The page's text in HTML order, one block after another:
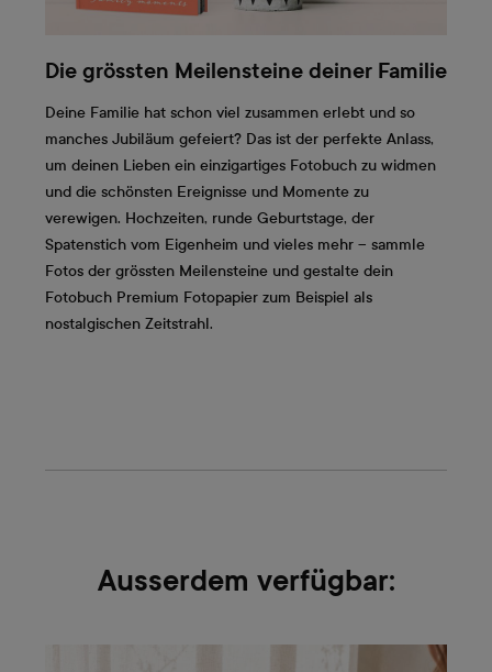
Die grössten Meilensteine deiner Familie
Deine Familie hat schon viel zusammen erlebt und so
manches Jubiläum gefeiert? Das ist der perfekte Anlass,
um deinen Lieben ein einzigartiges Fotobuch zu widmen
und die schönsten Ereignisse und Momente zu
verewigen. Hochzeiten, runde Geburtstage, der
Spatenstich vom Eigenheim und vieles mehr – sammle
Fotos der grössten Meilensteine und gestalte dein
Fotobuch Premium Fotopapier zum Beispiel als
nostalgischen Zeitstrahl.
Ausserdem verfügbar: